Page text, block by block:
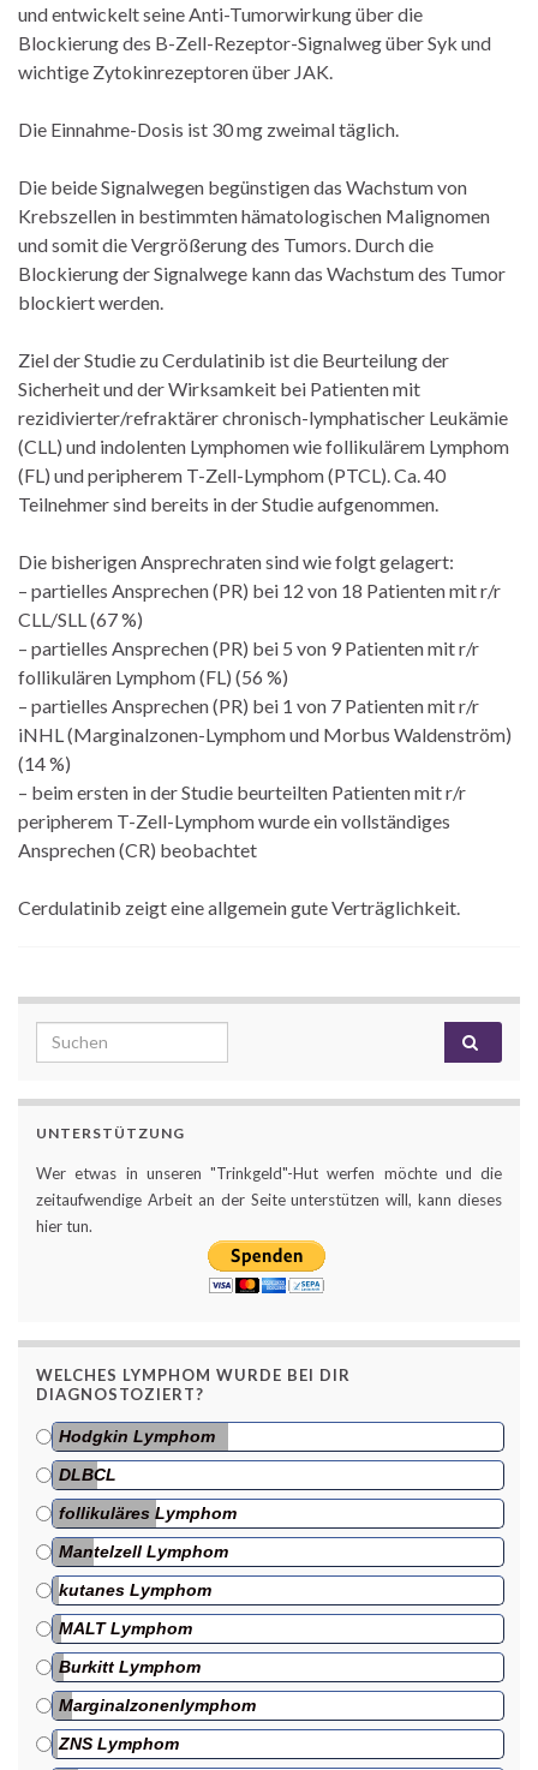
und entwickelt seine Anti-Tumorwirkung über die
Blockierung des B-Zell-Rezeptor-Signalweg über Syk und
wichtige Zytokinrezeptoren über JAK.
Die Einnahme-Dosis ist 30 mg zweimal täglich.
Die beide Signalwegen begünstigen das Wachstum von
Krebszellen in bestimmten hämatologischen Malignomen
und somit die Vergrößerung des Tumors. Durch die
Blockierung der Signalwege kann das Wachstum des Tumor
blockiert werden.
Ziel der Studie zu Cerdulatinib ist die Beurteilung der
Sicherheit und der Wirksamkeit bei Patienten mit
rezidivierter/refraktärer chronisch-lymphatischer Leukämie
(CLL) und indolenten Lymphomen wie follikulärem Lymphom
(FL) und peripherem T-Zell-Lymphom (PTCL). Ca. 40
Teilnehmer sind bereits in der Studie aufgenommen.
Die bisherigen Ansprechraten sind wie folgt gelagert:
– partielles Ansprechen (PR) bei 12 von 18 Patienten mit r/r
CLL/SLL (67 %)
– partielles Ansprechen (PR) bei 5 von 9 Patienten mit r/r
follikulären Lymphom (FL) (56 %)
– partielles Ansprechen (PR) bei 1 von 7 Patienten mit r/r
iNHL (Marginalzonen-Lymphom und Morbus Waldenström)
(14 %)
– beim ersten in der Studie beurteilten Patienten mit r/r
peripherem T-Zell-Lymphom wurde ein vollständiges
Ansprechen (CR) beobachtet
Cerdulatinib zeigt eine allgemein gute Verträglichkeit.
Search for:
UNTERSTÜTZUNG
Wer etwas in unseren "Trinkgeld"-Hut werfen möchte und die
zeitaufwendige Arbeit an der Seite unterstützen will, kann dieses
hier tun.
WELCHES LYMPHOM WURDE BEI DIR
DIAGNOSTOZIERT?
Hodgkin Lymphom
DLBCL
follikuläres Lymphom
Mantelzell Lymphom
kutanes Lymphom
MALT Lymphom
Burkitt Lymphom
Marginalzonenlymphom
ZNS Lymphom